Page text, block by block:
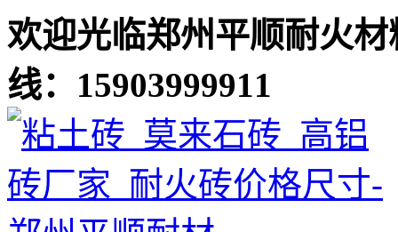
欢迎光临郑州平顺耐火
线：15903999911